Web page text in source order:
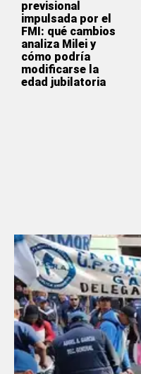
previsional
impulsada por el
FMI: qué cambios
analiza Milei y
cómo podría
modificarse la
edad jubilatoria